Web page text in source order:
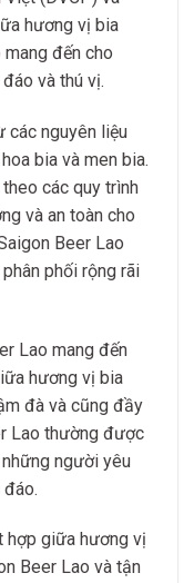
hương vị bia
đến cho
và thú vị.
các nguyên liệu
bia và men bia.
các quy trình
và an toàn cho
Beer Lao
phối rộng rãi
Lao mang đến
hương vị bia
đà và cũng đầy
Lao thường được
người yêu
hợp giữa hương vị
Beer Lao và tận